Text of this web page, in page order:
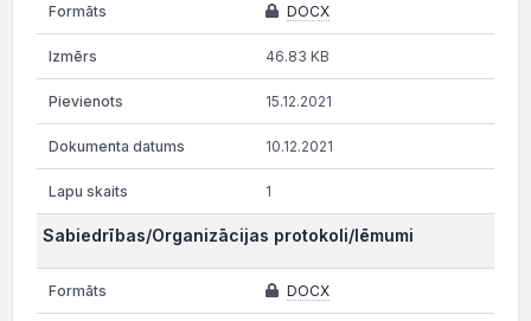
DOCX
46.83 KB
15.12.2021
10.12.2021
1
Sabiedrības/Organizācijas protokoli/lēmumi
DOCX